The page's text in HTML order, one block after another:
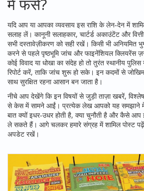
में फंसें?
यदि आप या आपका व्यवसाय इस राशि के लेन‑देन में
सलाह लें। कानूनी सलाहकार, चार्टर्ड अकाउंटेंट और
सभी दस्तावेज़ीकरण को सही रखें। किसी भी अनियमित
करने से पहले पृष्ठभूमि जांच और फाइनेंशियल क्लियरेंस
कोई विवाद या धोखा का संदेह हो तो तुरंत स्थानीय
रिपोर्ट करें, ताकि जांच शुरू हो सके। इन कदमों से
साथ सुरक्षित रहना आसान बन जाता है।
नीचे आप देखेंगे कि इन विषयों से जुड़ी ताज़ा खबरें,
से केस में सामने आईं। प्रत्येक लेख आपको यह समझाने में
बात क्यों इधर‑उधर होती है, क्या चुनौती है और कैसे आप
ले सकते हैं। आगे चलकर हमारे संग्रह में शामिल पोस्ट
अपडेट रखें।